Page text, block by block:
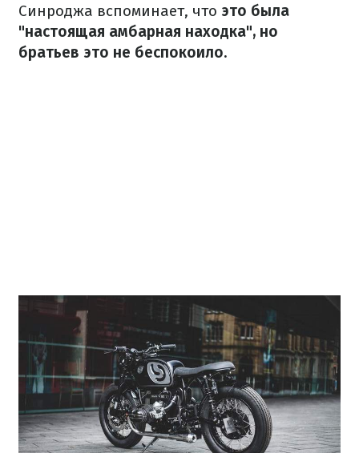
Синроджа вспоминает, что это была
"настоящая амбарная находка", но
братьев это не беспокоило.